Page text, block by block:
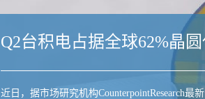
Q2台积电占据全球62%晶
近日，据市场研究机构CounterpointResearch